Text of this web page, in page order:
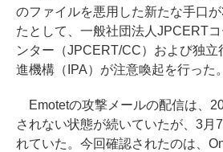
のファイルを悪用した新たな手口
たとして、一般社団法人JPCERT
ンター（JPCERT/CC）および独立
進機構（IPA）が注意喚起を行った。
Emotetの攻撃メールの配信は、
されない状態が続いていたが、3月
れていた。今回確認されたのは、